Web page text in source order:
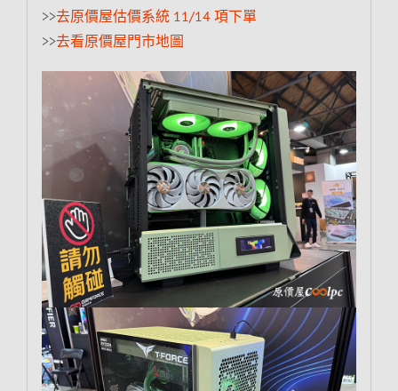
>>去原價屋估價系統 11/14 項下單
>>去看原價屋門市地圖